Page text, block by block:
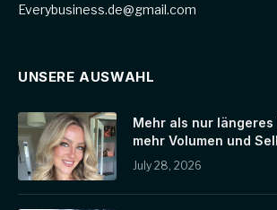
Everybusiness.de@gmail.com
UNSERE AUSWAHL
Mehr als nur längeres
mehr Volumen und
July 28, 2026